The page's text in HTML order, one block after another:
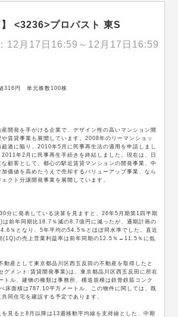
】 <3236>プロパスト 東S
12月17日16:59～12月17日16:59
316円 単元株数100株
開発を手がける企業で、デザイン性の高いマンション開
賃貸事業も展開しています。2008年のリーマンショッ
過に陥り、2010年5月に民事再生法の適用を申請しまし
年2月に民事再生手続きを終結しました。現在は、日
顧客として、都心の駅近賃貸マンションの開発事業、中
価値を高めたうえで売却するバリューアップ事業、なら
クト分譲開発事業を展開しています。
分に発表している決算を見ますと、26年5月期第1四半期
前年同期比18.7％減の8.7億円に減ったが、通期計画の
％となり、5年平均の54.5％とほぼ同水準でした。直近
(1Q)の売上営業利益率は前年同期の12.5％→11.5％に低
動産として東京都品川区西五反田の不動産を取得したと
グメント:賃貸開発事業)は、東京都品川区西五反田に所在
トル、建物の種類は事務所、構造規模は鉄骨鉄筋コンク
床面積は787.10平方メートル、この物件に関しては、既
同住宅を建設する予定であります。
見ると8月以降は13週移動平均線を支持線とした、中期